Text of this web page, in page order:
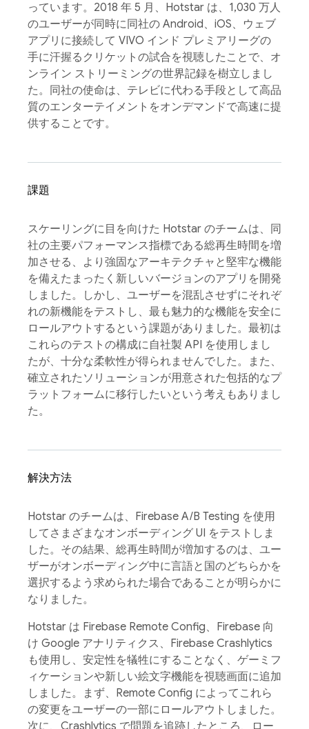
っています。2018 年 5 月、Hotstar は、1,030 万人
のユーザーが同時に同社の Android、iOS、ウェブ
アプリに接続して VIVO インド プレミアリーグの
手に汗握るクリケットの試合を視聴したことで、オ
ンライン ストリーミングの世界記録を樹立しまし
た。同社の使命は、テレビに代わる手段として高品
質のエンターテイメントをオンデマンドで高速に提
供することです。
課題
スケーリングに目を向けた Hotstar のチームは、同
社の主要パフォーマンス指標である総再生時間を増
加させる、より強固なアーキテクチャと堅牢な機能
を備えたまったく新しいバージョンのアプリを開発
しました。しかし、ユーザーを混乱させずにそれぞ
れの新機能をテストし、最も魅力的な機能を安全に
ロールアウトするという課題がありました。最初は
これらのテストの構成に自社製 API を使用しまし
たが、十分な柔軟性が得られませんでした。また、
確立されたソリューションが用意された包括的なプ
ラットフォームに移行したいという考えもありまし
た。
解決方法
Hotstar のチームは、Firebase A/B Testing を使用
してさまざまなオンボーディング UI をテストしま
した。その結果、総再生時間が増加するのは、ユー
ザーがオンボーディング中に言語と国のどちらかを
選択するよう求められた場合であることが明らかに
なりました。
Hotstar は Firebase Remote Config、Firebase 向
け Google アナリティクス、Firebase Crashlytics
も使用し、安定性を犠牲にすることなく、ゲーミフ
ィケーションや新しい絵文字機能を視聴画面に追加
しました。まず、Remote Config によってこれら
の変更をユーザーの一部にロールアウトしました。